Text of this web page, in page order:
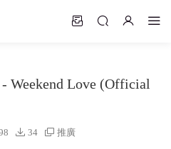
Weekend Love (Official
34 推廣